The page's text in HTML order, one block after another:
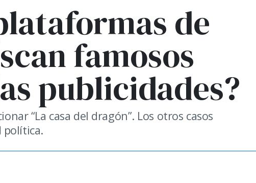
de
famosos
publicidades?
“La casa del dragón”. Los otros casos
política.